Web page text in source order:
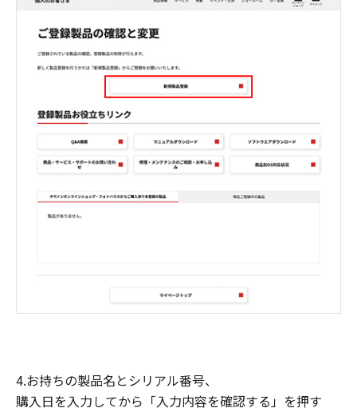
4.お持ちの製品名とシリアル番号、
購入日を入力してから「入力内容を確認する」を押す